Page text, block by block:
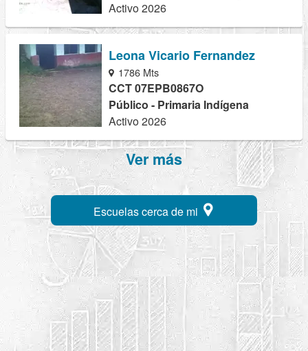
Activo 2026
Leona Vicario Fernandez
1786 Mts
CCT 07EPB0867O
Público - Primaria Indígena
Activo 2026
Ver más
Escuelas cerca de mi